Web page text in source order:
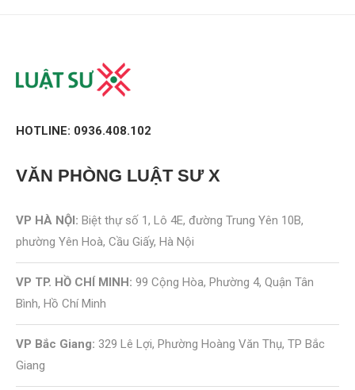
HOTLINE: 0936.408.102
VĂN PHÒNG LUẬT SƯ X
VP HÀ NỘI: Biệt thự số 1, Lô 4E, đường Trung Yên 10B,
phường Yên Hoà, Cầu Giấy, Hà Nội
VP TP. HỒ CHÍ MINH: 99 Cộng Hòa, Phường 4, Quận Tân
Bình, Hồ Chí Minh
VP Bắc Giang: 329 Lê Lợi, Phường Hoàng Văn Thụ, TP Bắc
Giang